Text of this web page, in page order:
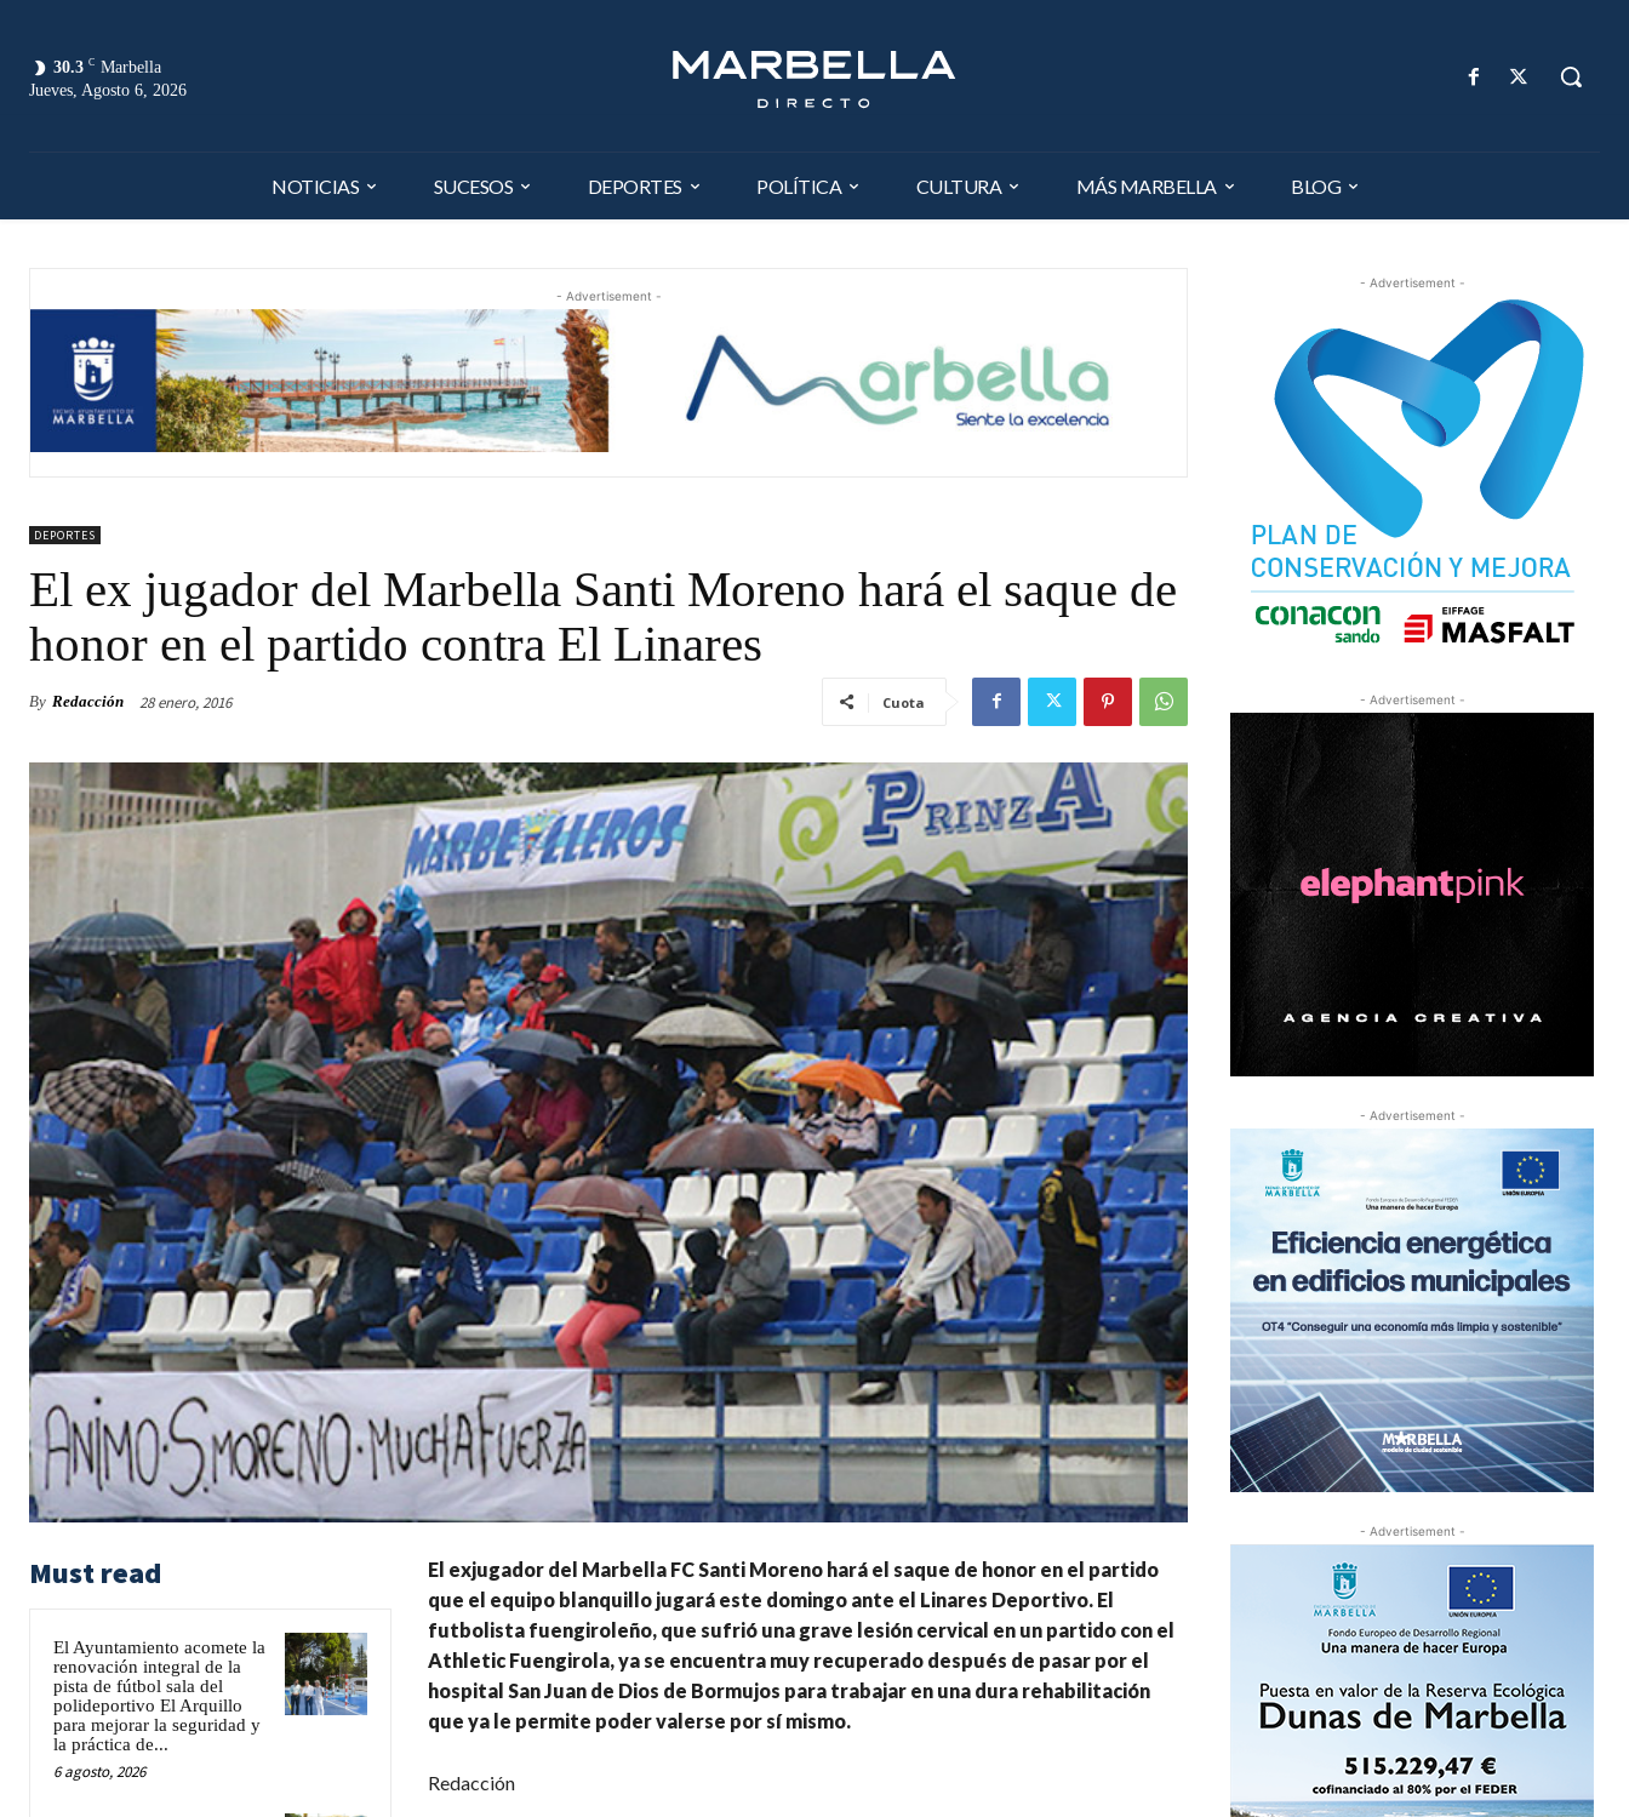
30.3 C Marbella
Jueves, Agosto 6, 2026
NOTICIAS SUCESOS DEPORTES POLÍTICA CULTURA MÁS MARBELLA BLOG
- Advertisement -
DEPORTES
El ex jugador del Marbella Santi Moreno hará el saque de
honor en el partido contra El Linares
By Redacción 28 enero, 2016 Cuota
Must read
El Ayuntamiento acomete la
renovación integral de la
pista de fútbol sala del
polideportivo El Arquillo
para mejorar la seguridad y
la práctica de...
6 agosto, 2026
El exjugador del Marbella FC Santi Moreno hará el saque de honor en el partido
que el equipo blanquillo jugará este domingo ante el Linares Deportivo. El
futbolista fuengiroleño, que sufrió una grave lesión cervical en un partido con el
Athletic Fuengirola, ya se encuentra muy recuperado después de pasar por el
hospital San Juan de Dios de Bormujos para trabajar en una dura rehabilitación
que ya le permite poder valerse por sí mismo.
Redacción
- Advertisement -
- Advertisement -
- Advertisement -
- Advertisement -